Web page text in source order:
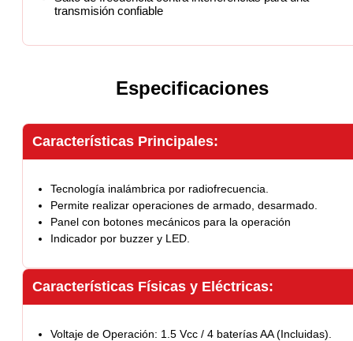
transmisión confiable
Especificaciones
Características Principales:
Tecnología inalámbrica por radiofrecuencia.
Permite realizar operaciones de armado, desarmado.
Panel con botones mecánicos para la operación
Indicador por buzzer y LED.
Características Físicas y Eléctricas:
Voltaje de Operación: 1.5 Vcc / 4 baterías AA (Incluidas).